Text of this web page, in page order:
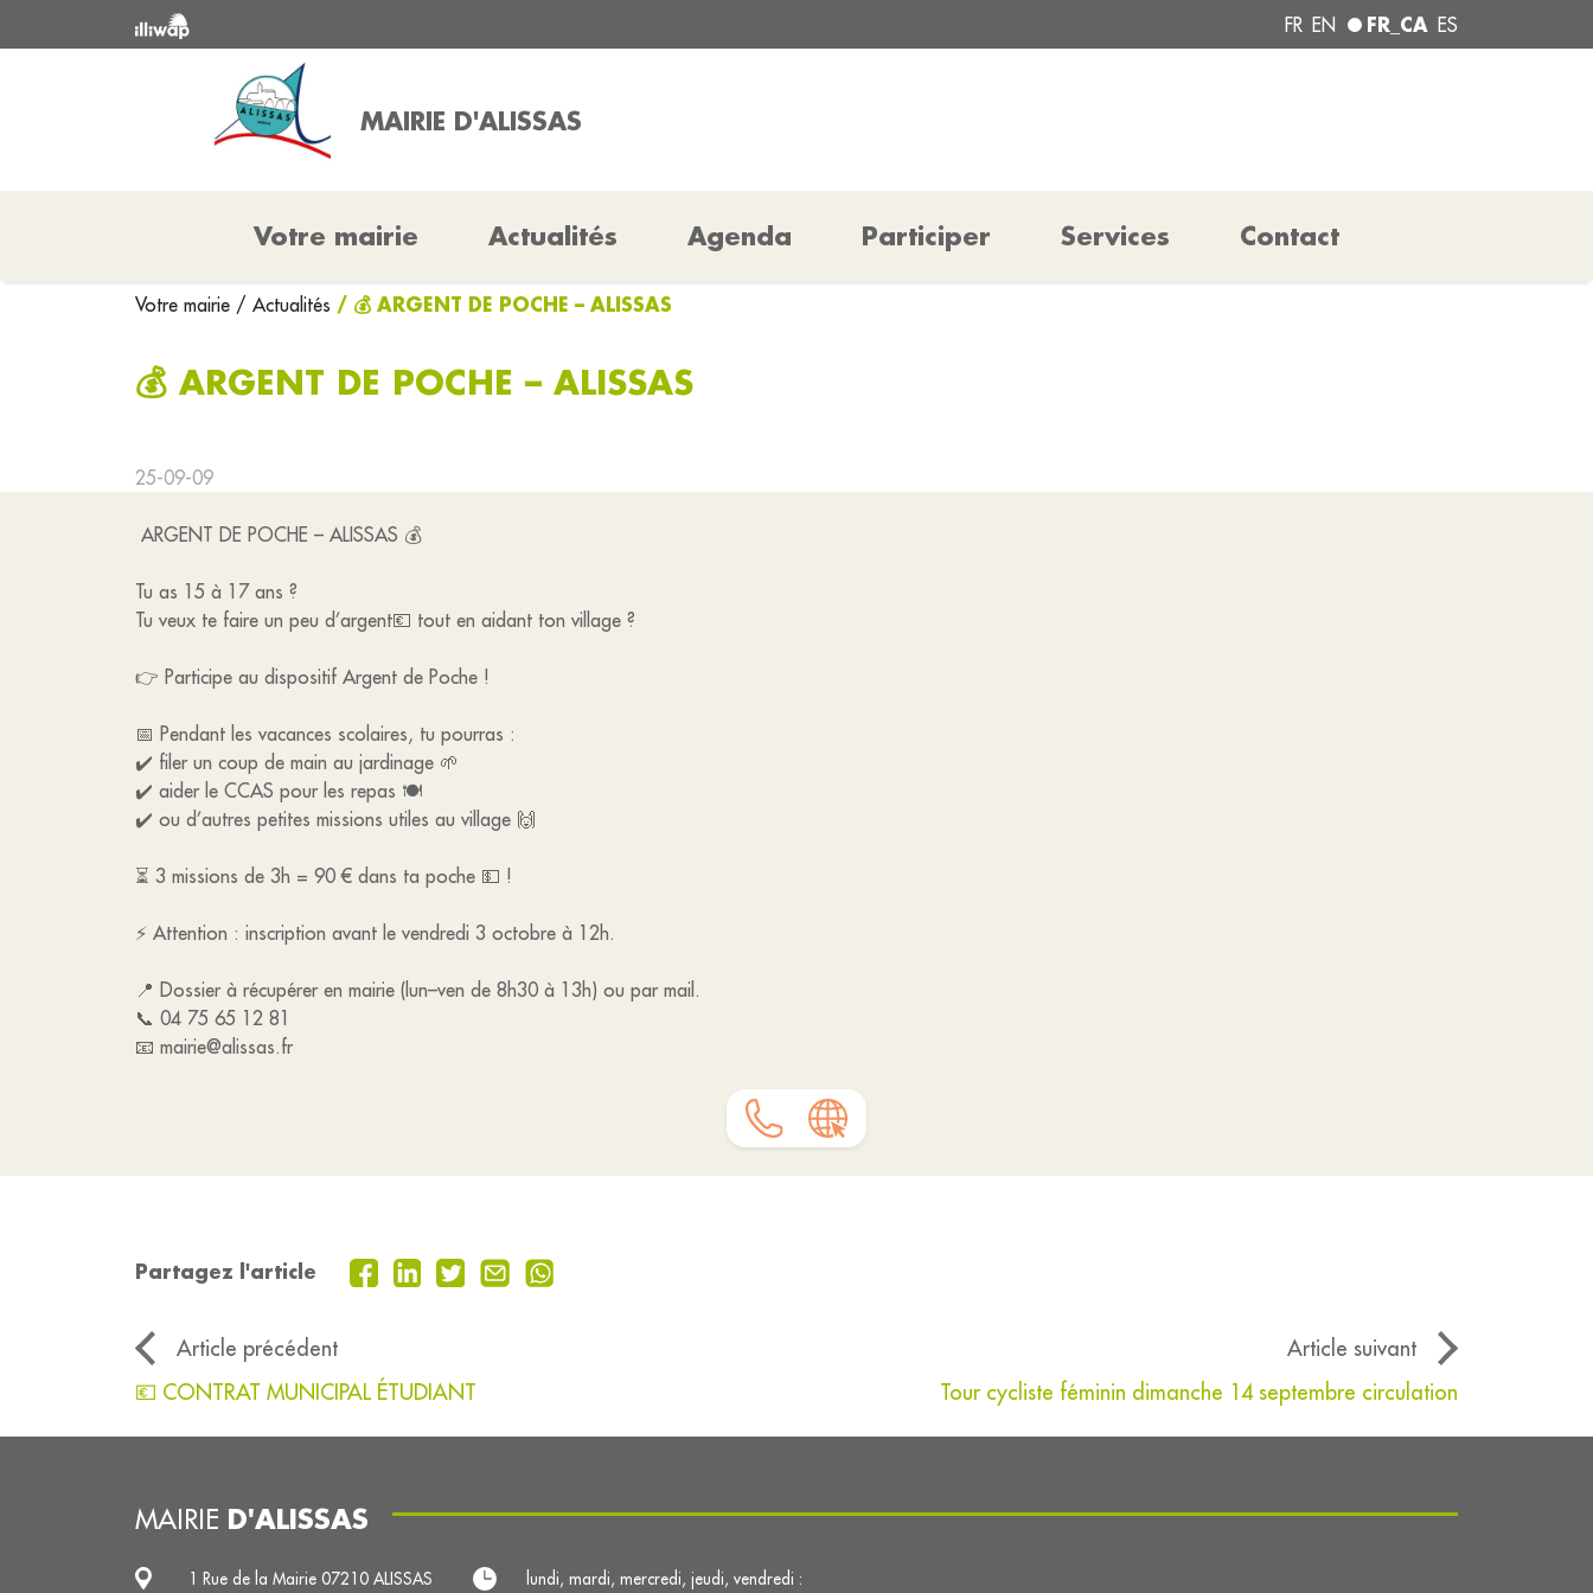
FR EN FR_CA ES
MAIRIE D'ALISSAS
Votre mairie Actualités Agenda Participer Services Contact
Votre mairie / Actualités / 💰 ARGENT DE POCHE – ALISSAS
💰 ARGENT DE POCHE – ALISSAS
25-09-09
ARGENT DE POCHE – ALISSAS 💰
Tu as 15 à 17 ans ?
Tu veux te faire un peu d’argent💶 tout en aidant ton village ?
👉 Participe au dispositif Argent de Poche !
📅 Pendant les vacances scolaires, tu pourras :
✔️ filer un coup de main au jardinage 🌱
✔️ aider le CCAS pour les repas 🍽️
✔️ ou d’autres petites missions utiles au village 🙌
⏳ 3 missions de 3h = 90 € dans ta poche 💵 !
⚡️ Attention : inscription avant le vendredi 3 octobre à 12h.
📍 Dossier à récupérer en mairie (lun–ven de 8h30 à 13h) ou par mail.
📞 04 75 65 12 81
📧 mairie@alissas.fr
Partagez l'article
Article précédent
Article suivant
💶 CONTRAT MUNICIPAL ÉTUDIANT
Tour cycliste féminin dimanche 14 septembre circulation
MAIRIE D'ALISSAS
1 Rue de la Mairie 07210 ALISSAS
lundi, mardi, mercredi, jeudi, vendredi :